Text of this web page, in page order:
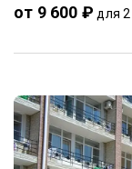
от 9 600 ₽ для 2